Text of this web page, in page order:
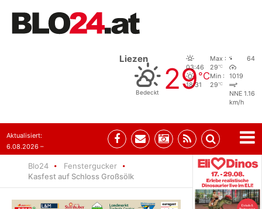
Liezen
Bedeckt 29°C
03:46
18:31
Max :
29°C
Min :
29°C
64
1019
NNE 1.16
km/h
Aktualisiert:
6.08.2026 –
Blo24
Fenstergucker
Kasfest auf Schloss Großsölk